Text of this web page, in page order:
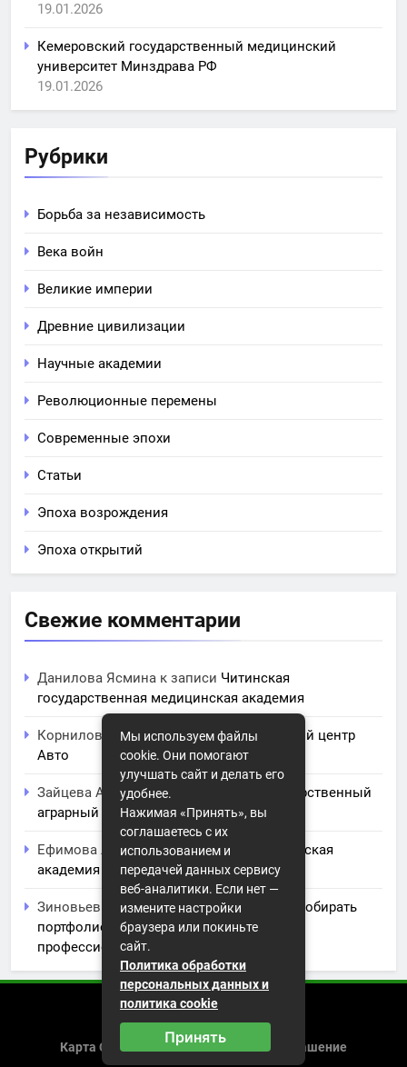
19.01.2026
Кемеровский государственный медицинский
университет Минздрава РФ
19.01.2026
Рубрики
Борьба за независимость
Века войн
Великие империи
Древние цивилизации
Научные академии
Революционные перемены
Современные эпохи
Статьи
Эпоха возрождения
Эпоха открытий
Свежие комментарии
Данилова Ясмина к записи Читинская
государственная медицинская академия
Корнилова Анитак записиЧПОУ Учебный центр
Авто
Зайцева Аринак записи
Курский государственный
аграрный университет им. И.И. Иванова
Ефимова Лидияк записиСеверо-Кавказская
академия управления
Зиновьев Радомирк записиИскусство собирать
портфолио: советы и заметки для
профессионального роста
Карта Сайта Пользовательское Соглашение
Мы используем файлы
cookie. Они помогают
улучшать сайт и делать его
удобнее.
Нажимая «Принять», вы
соглашаетесь с их
использованием и
передачей данных сервису
веб-аналитики. Если нет —
измените настройки
браузера или покиньте
сайт.
Политика обработки
персональных данных и
политика cookie
Принять